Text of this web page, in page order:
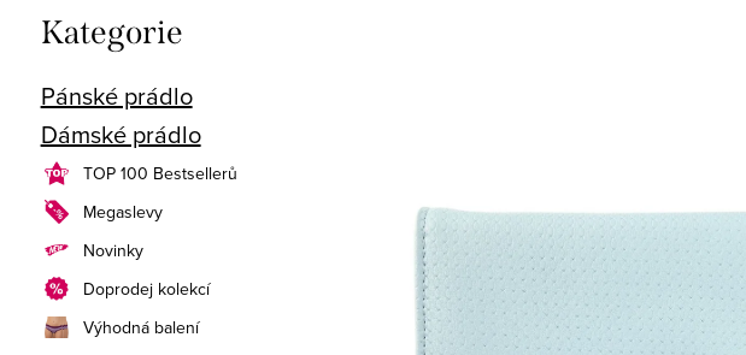
o
s
t
r
a
n
n
Přeskočit
kategorie
Kategorie
Pánské prádlo
Dámské prádlo
TOP 100 Bestsellerů
Megaslevy
Novinky
Doprodej kolekcí
Výhodná balení